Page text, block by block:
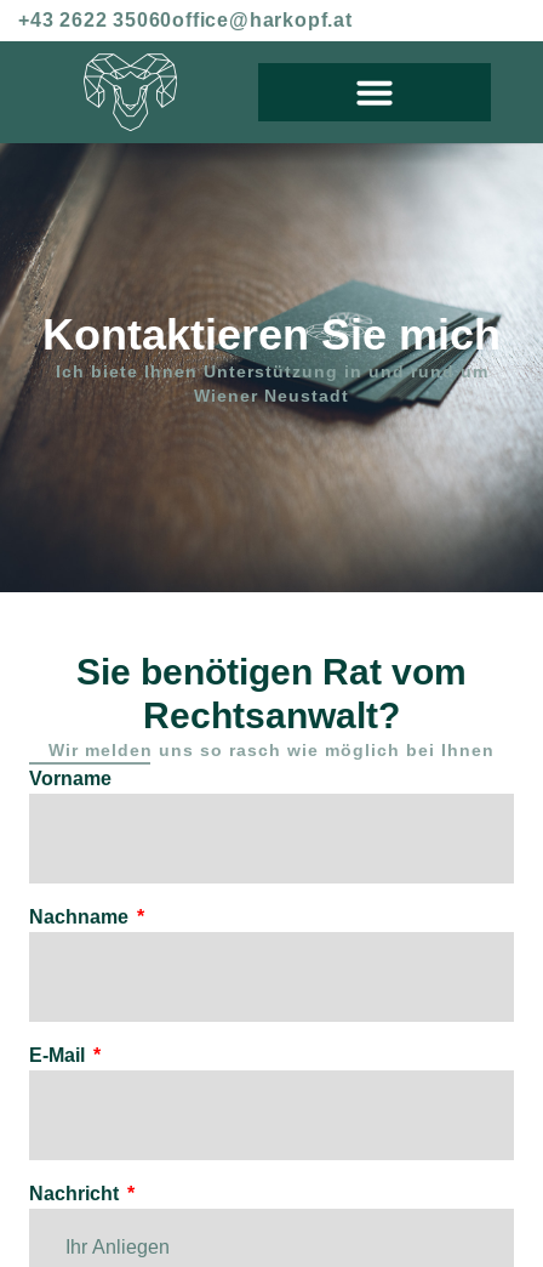
+43 2622 35060office@harkopf.at
Kontaktieren Sie mich
Ich biete Ihnen Unterstützung in und rund um
Wiener Neustadt
Sie benötigen Rat vom
Rechtsanwalt?
Wir melden uns so rasch wie möglich bei Ihnen
Vorname
Nachname
E-Mail
Nachricht